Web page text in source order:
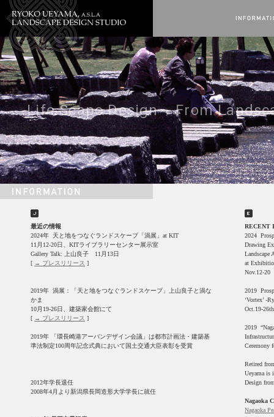
Life Scape Design・From
最近の情報
2024年 天と地をつなぐランドスケープ「渦展」at KIT
11月12-20日、KITライブラリーセンター展示室
Gallery Talk: 上山良子 11月13日
[ → プレスリリース ]
2019年 渦展：「天と地をつなぐランドスケープ」上山良子と渦な
かま
10月19-26日、建築家会館にて
[ → プレスリリース ]
2019年 「環長崎港アーバンデザイン会議」は都市計画法・建築基
準法制定100周年記念式典において国土交通大臣表彰を受賞
2012年学長退任
2008年4月より新潟県長岡造形大学学長に就任
RECENT
2024
Drawing
Landscape
at
Nov.12-20
2019
‘Vortex’ -
Oct.19-
2019
Ceremony
Retired
Ueyama is
Design
Nagaoka
Nagaoka